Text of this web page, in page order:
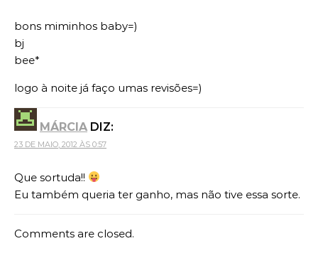
bons miminhos baby=)
bj
bee*
logo à noite já faço umas revisões=)
MÁRCIA DIZ:
23 DE MAIO, 2012 ÀS 0:57
Que sortuda!!
Eu também queria ter ganho, mas não tive essa sorte.
Comments are closed.